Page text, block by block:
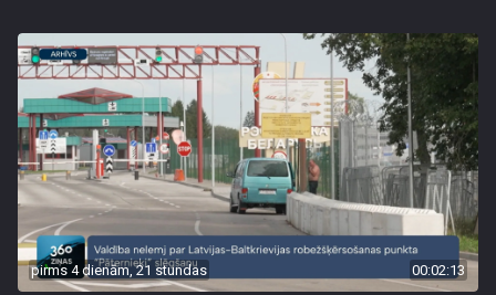
pirms 4 dienām, 21 stundas 00:02:13